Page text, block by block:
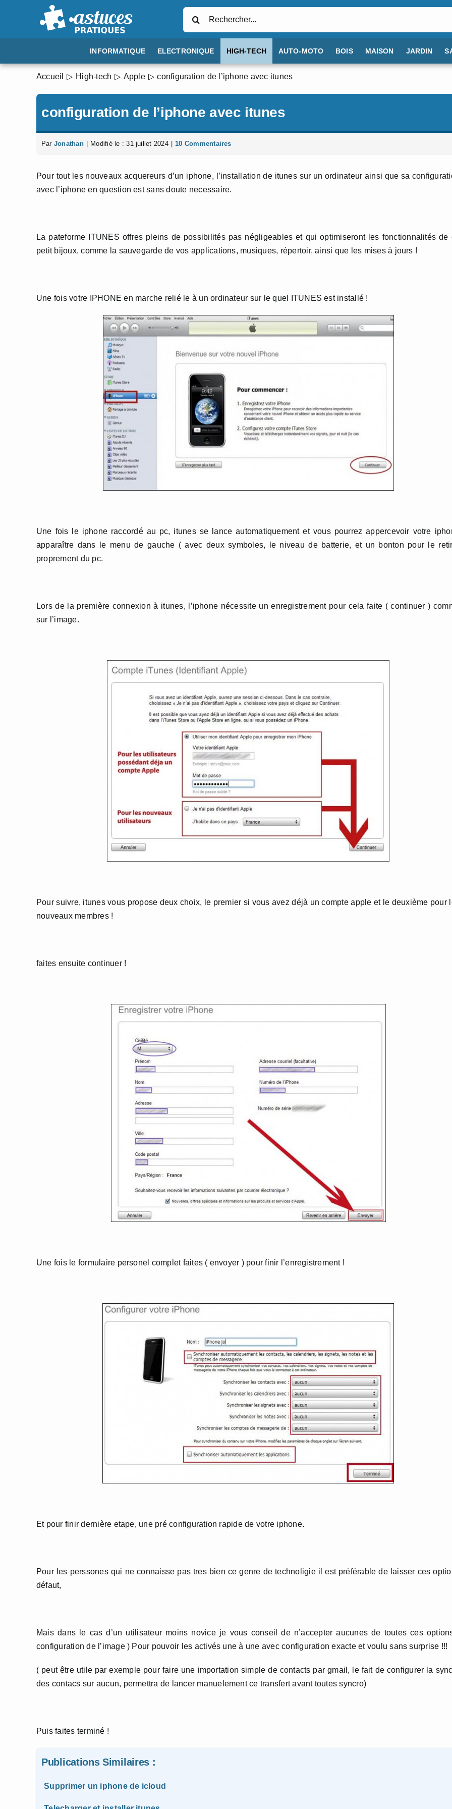
INFORMATIQUE ELECTRONIQUE HIGH-TECH AUTO-MOTO BOIS MAISON JARDIN
Accueil High-tech Apple configuration de l’iphone avec itunes
configuration de l’iphone avec itunes
Par Jonathan Modifié le : 31 juillet 2024 10 Commentaires
Pour tout les nouveaux acquereurs d’un iphone, l’installation de itunes sur un ordinateur ainsi que sa
avec l’iphone en question est sans doute necessaire.
La pateforme ITUNES offres pleins de possibilités pas négligeables et qui optimiseront les fonctionnalités de
petit bijoux, comme la sauvegarde de vos applications, musiques, répertoir, ainsi que les mises à jours !
Une fois votre IPHONE en marche relié le à un ordinateur sur le quel ITUNES est installé !
Une fois le iphone raccordé au pc, itunes se lance automatiquement et vous pourrez appercevoir votre
apparaître dans le menu de gauche ( avec deux symboles, le niveau de batterie, et un bonton pour le
proprement du pc.
Lors de la première connexion à itunes, l’iphone nécessite un enregistrement pour cela faite ( continuer )
sur l’image.
Pour suivre, itunes vous propose deux choix, le premier si vous avez déjà un compte apple et le deuxième pour
nouveaux membres !
faites ensuite continuer !
Une fois le formulaire personel complet faites ( envoyer ) pour finir l’enregistrement !
Et pour finir dernière etape, une pré configuration rapide de votre iphone.
Pour les perssones qui ne connaisse pas tres bien ce genre de technoligie il est préférable de laisser ces
défaut,
Mais dans le cas d’un utilisateur moins novice je vous conseil de n’accepter aucunes de toutes ces
configuration de l’image ) Pour pouvoir les activés une à une avec configuration exacte et voulu sans surprise !!!
( peut être utile par exemple pour faire une importation simple de contacts par gmail, le fait de configurer la
des contacs sur aucun, permettra de lancer manuelement ce transfert avant toutes syncro)
Puis faites terminé !
Publications Similaires :
Supprimer un iphone de icloud